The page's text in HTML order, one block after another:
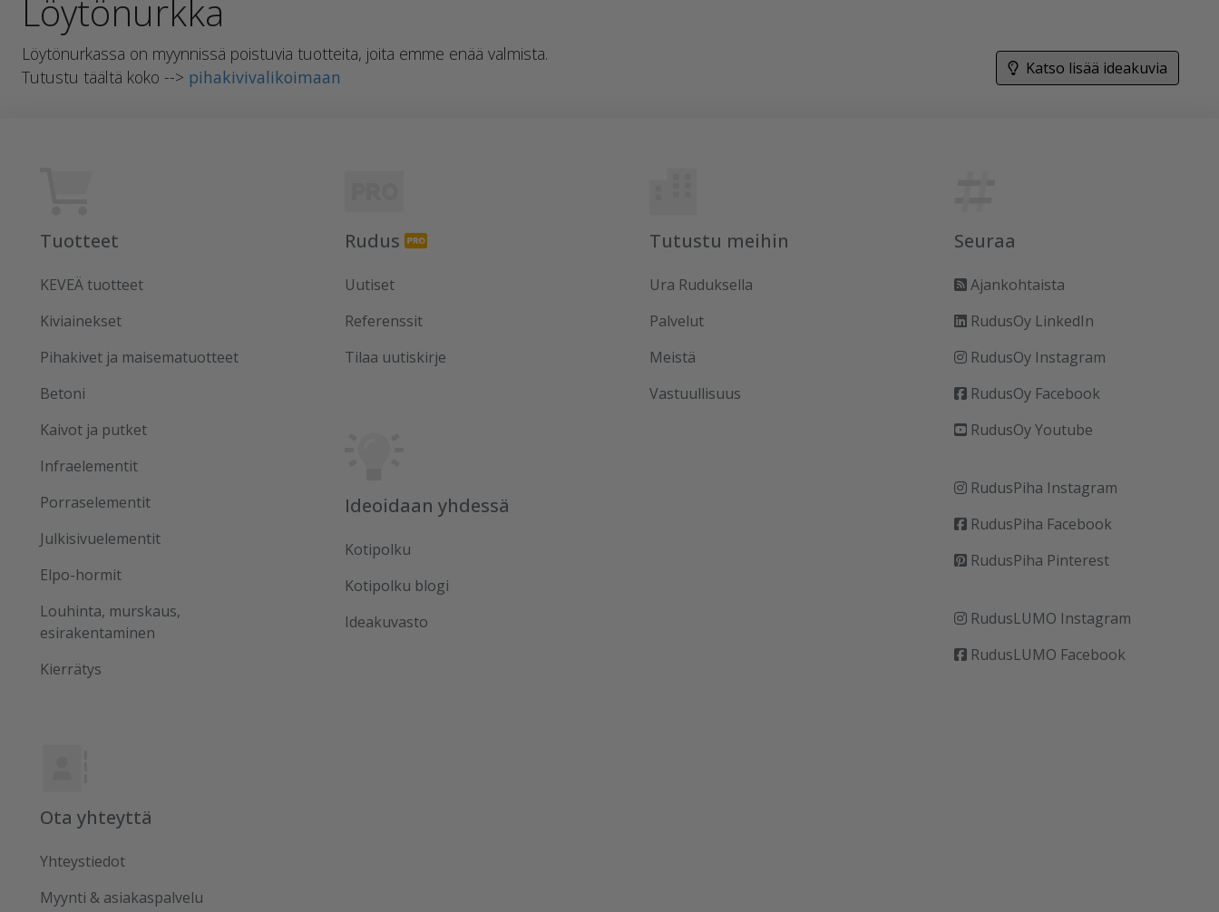
Löytönurkka
Löytönurkassa on myynnissä poistuvia tuotteita, joita emme enää valmista.
Tutustu täältä koko --> pihakivivalikoimaan Katso lisää ideakuvia
Tuotteet
KEVEÄ tuotteet
Kiviainekset
Pihakivet ja maisematuotteet
Betoni
Kaivot ja putket
Infraelementit
Porraselementit
Julkisivuelementit
Elpo-hormit
Louhinta, murskaus,
esirakentaminen
Kierrätys
Rudus
Uutiset
Referenssit
Tilaa uutiskirje
Ideoidaan yhdessä
Kotipolku
Kotipolku blogi
Ideakuvasto
Tutustu meihin
Ura Ruduksella
Palvelut
Meistä
Vastuullisuus
Seuraa
Ajankohtaista
RudusOy LinkedIn
RudusOy Instagram
RudusOy Facebook
RudusOy Youtube
RudusPiha Instagram
RudusPiha Facebook
RudusPiha Pinterest
RudusLUMO Instagram
RudusLUMO Facebook
Ota yhteyttä
Yhteystiedot
Myynti & asiakaspalvelu